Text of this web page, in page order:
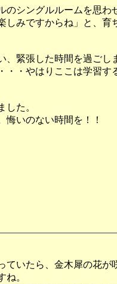
シングルルームを思わ
みですからね」と、育
緊張した時間を過ごし
・・やはりここは学習す
した。
悔いのない時間を！！
いたら、金木犀の花が
ね。